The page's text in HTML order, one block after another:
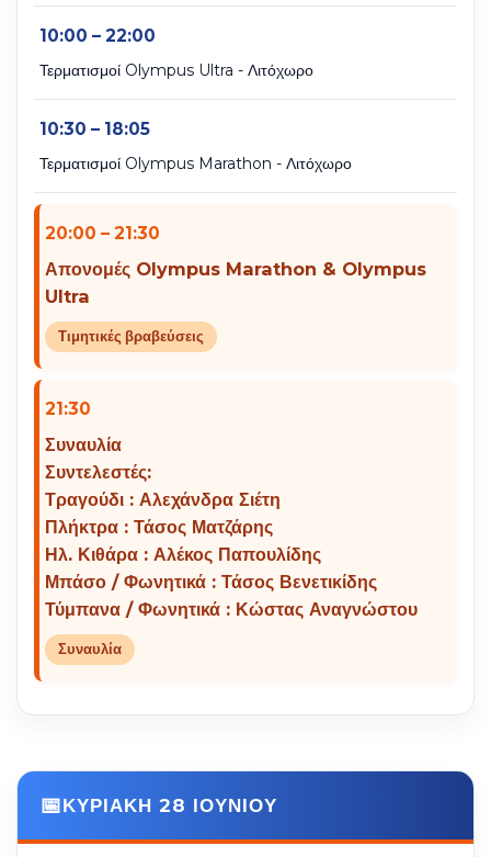
10:00 – 22:00
Τερματισμοί Olympus Ultra - Λιτόχωρο
10:30 – 18:05
Τερματισμοί Olympus Marathon - Λιτόχωρο
20:00 – 21:30
Απονομές Olympus Marathon & Olympus
Ultra
Τιμητικές βραβεύσεις
21:30
Συναυλία
Συντελεστές:
Τραγούδι : Αλεχάνδρα Σιέτη
Πλήκτρα : Τάσος Ματζάρης
Ηλ. Κιθάρα : Αλέκος Παπουλίδης
Μπάσο / Φωνητικά : Τάσος Βενετικίδης
Τύμπανα / Φωνητικά : Κώστας Αναγνώστου
Συναυλία
ΚΥΡΙΑΚΗ 28 ΙΟΥΝΙΟΥ